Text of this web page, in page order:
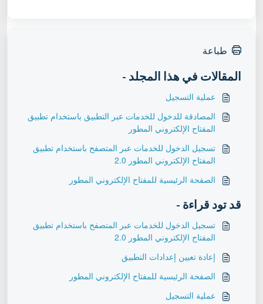
طباعة
المقالات في هذا المجلد -
عملية التسجيل
المصادقة للدخول للخدمات عبر التطبيق باستخدام تطبيق
المفتاح الإلكتروني المطور
تسجيل الدخول للخدمات عبر المتصفح باستخدام تطبيق
المفتاح الإلكتروني المطور 2.0
الصفحة الرئيسية للمفتاح الإلكتروني المطور
قد تود قراءة -
تسجيل الدخول للخدمات عبر المتصفح باستخدام تطبيق
المفتاح الإلكتروني المطور 2.0
إعادة تعيين إعدادات التطبيق
الصفحة الرئيسية للمفتاح الإلكتروني المطور
عملية التسجيل